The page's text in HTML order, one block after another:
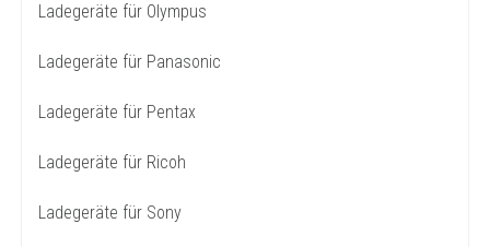
Ladegeräte für Olympus
Ladegeräte für Panasonic
Ladegeräte für Pentax
Ladegeräte für Ricoh
Ladegeräte für Sony